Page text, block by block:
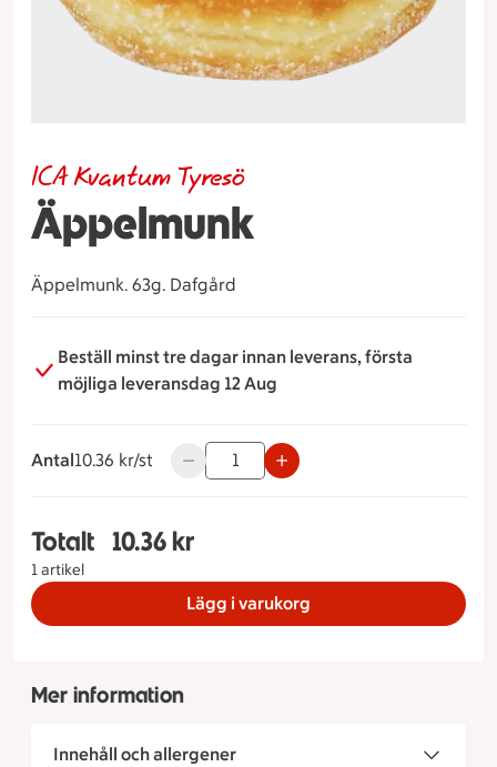
Äppelmunk
ICA Kvantum Tyresö
Äppelmunk. 63g. Dafgård
Beställ minst tre dagar innan leverans, första
möjliga leveransdag 12 Aug
Antal
10.36 kronor styck
10.36 kr/st Använd knapparna för att minska eller
Totalt
1 artikel
Totalt 1 stycken Äppelmunk, 10.36 kronor
10.36 kr
Lägg i varukorg
Mer information
Innehåll och allergener